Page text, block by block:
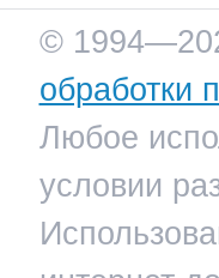
©
обработки
Любое
условии